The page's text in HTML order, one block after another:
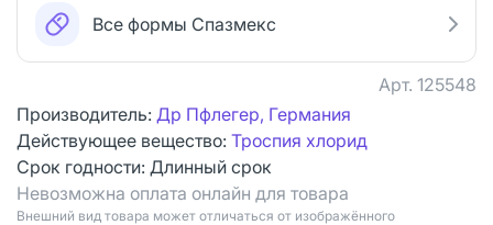
Все формы Спазмекс
Арт. 125548
Производитель: Др Пфлегер, Германия
Действующее вещество: Троспия хлорид
Срок годности: Длинный срок
Невозможна оплата онлайн для товара
Bнешний вид товара может отличаться от изображённого